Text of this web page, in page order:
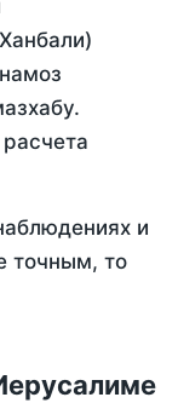
и
точным, то